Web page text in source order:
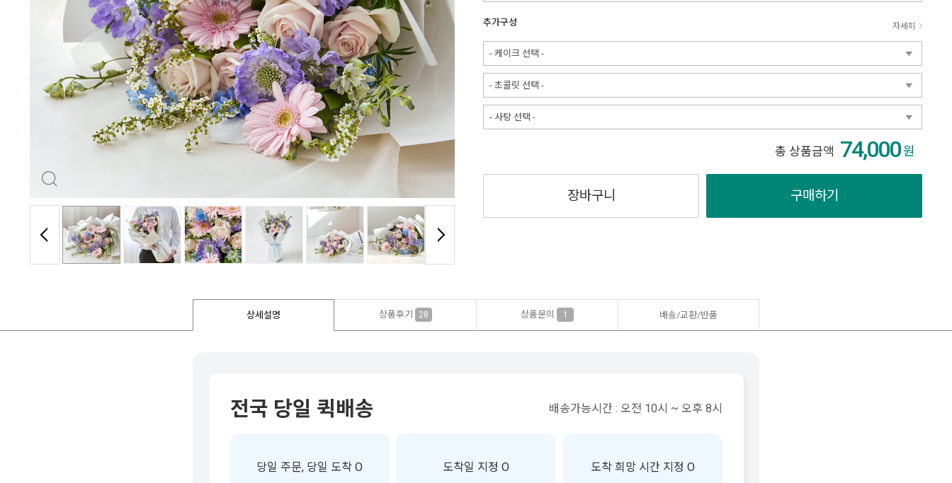
추가구성 자세히
- 케이크 선택 -
- 초콜릿 선택 -
- 사탕 선택 -
총 상품금액 74,000원
장바구니 구매하기
상세설명 상품후기 28 상품문의 1 배송/교환/반품
전국 당일 퀵배송 배송가능시간 : 오전 10시 ~ 오후 8시
당일 주문, 당일 도착 O 도착일 지정 O 도착 희망 시간 지정 O